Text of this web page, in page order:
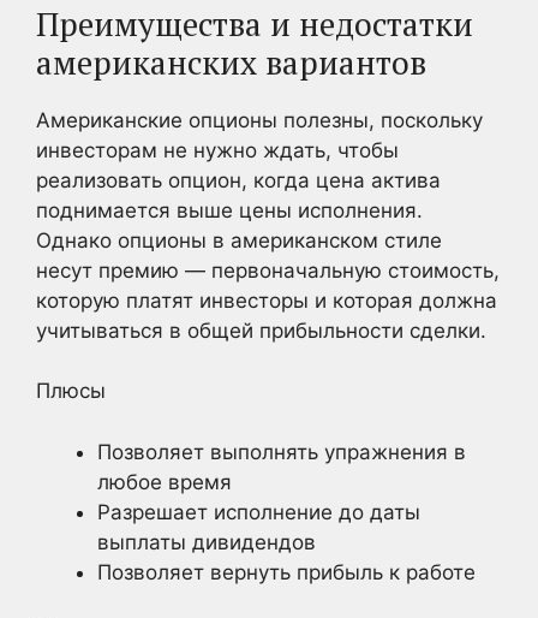
Преимущества и недостатки
американских вариантов
Американские опционы полезны, поскольку
инвесторам не нужно ждать, чтобы
реализовать опцион, когда цена актива
поднимается выше цены исполнения.
Однако опционы в американском стиле
несут премию — первоначальную стоимость,
которую платят инвесторы и которая должна
учитываться в общей прибыльности сделки.
Плюсы
Позволяет выполнять упражнения в
любое время
Разрешает исполнение до даты
выплаты дивидендов
Позволяет вернуть прибыль к работе